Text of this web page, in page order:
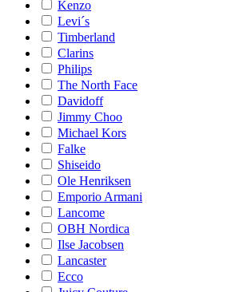
Kenzo
Levi´s
Timberland
Clarins
Philips
The North Face
Davidoff
Jimmy Choo
Michael Kors
Falke
Shiseido
Ole Henriksen
Emporio Armani
Lancome
OBH Nordica
Ilse Jacobsen
Lancaster
Ecco